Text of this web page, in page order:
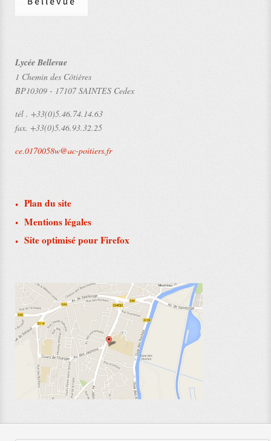
Lycée Bellevue
1 Chemin des Côtières
BP10309 - 17107 SAINTES Cedex
tél . +33(0)5.46.74.14.63
fax. +33(0)5.46.93.32.25
ce.0170058w@ac-poitiers.fr
Plan du site
Mentions légales
Site optimisé pour Firefox